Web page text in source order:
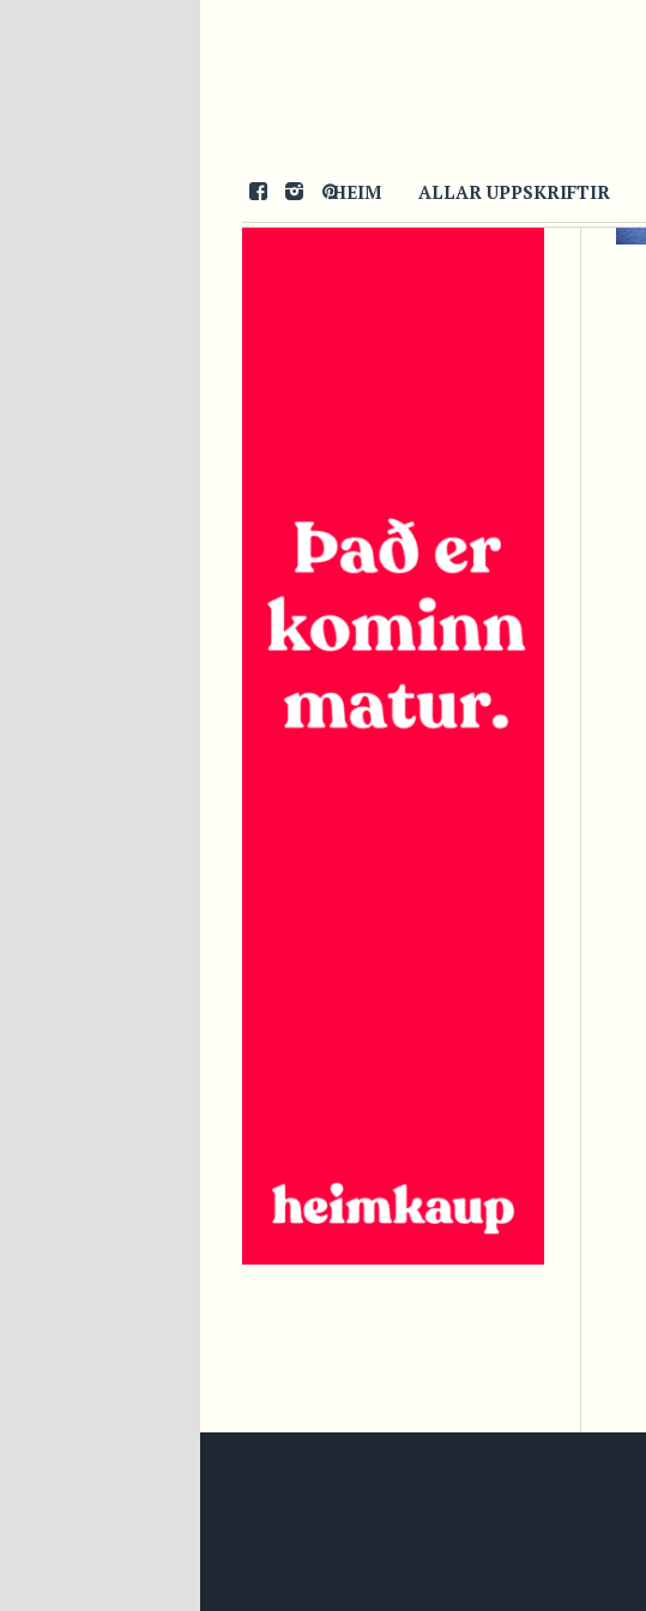
HEIM ALLAR UPPSKRIFTIR